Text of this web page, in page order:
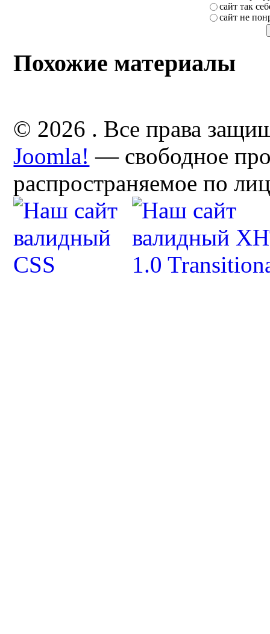
сайт так
сайт не
Похожие материалы
© 2026 . Все права
Joomla! — свободное
распространяемое по